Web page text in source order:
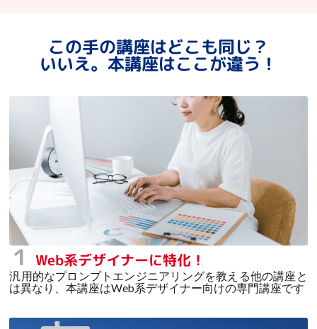
この手の講座はどこも同じ？
いいえ。本講座はここが違う！
１ Web系デザイナーに特化！
汎用的なプロンプトエンジニアリングを教える他の講座と
は異なり、本講座はWeb系デザイナー向けの専門講座です